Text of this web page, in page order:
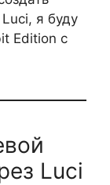
я буду
Edition с
Luci